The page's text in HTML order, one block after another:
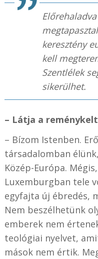
keresztény
kell
Szentlélek
sikerülhet.
– Látja a
– Bízom Istenben.
társadalomban
Közép-Európa.
Luxemburgban tele
egyfajta új ébredés,
Nem beszélhetünk
emberek nem
teológiai nyelvet,
mások nem értik.